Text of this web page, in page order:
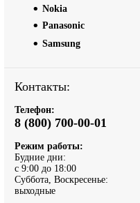
Nokia
Panasonic
Samsung
Контакты:
Телефон:
8 (800) 700-00-01
Режим работы:
Будние дни:
с 9:00 до 18:00
Суббота, Воскресенье:
выходные